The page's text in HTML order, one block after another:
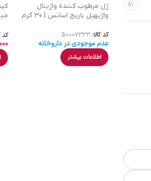
81
ژل مرطوب کننده واژینال
واژیهیل باریج اسانس | 30 گرم
کد کالا:50007333
عدم موجودی در داروخانه
اطلاعات بیشتر
کد